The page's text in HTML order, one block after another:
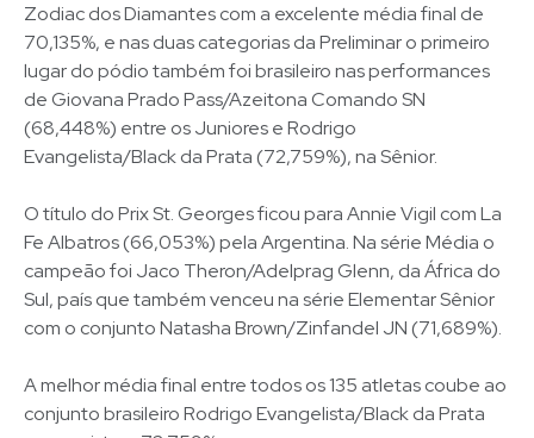
Zodiac dos Diamantes com a excelente média final de
70,135%, e nas duas categorias da Preliminar o primeiro
lugar do pódio também foi brasileiro nas performances
de Giovana Prado Pass/Azeitona Comando SN
(68,448%) entre os Juniores e Rodrigo
Evangelista/Black da Prata (72,759%), na Sênior.
O título do Prix St. Georges ficou para Annie Vigil com La
Fe Albatros (66,053%) pela Argentina. Na série Média o
campeão foi Jaco Theron/Adelprag Glenn, da África do
Sul, país que também venceu na série Elementar Sênior
com o conjunto Natasha Brown/Zinfandel JN (71,689%).
A melhor média final entre todos os 135 atletas coube ao
conjunto brasileiro Rodrigo Evangelista/Black da Prata